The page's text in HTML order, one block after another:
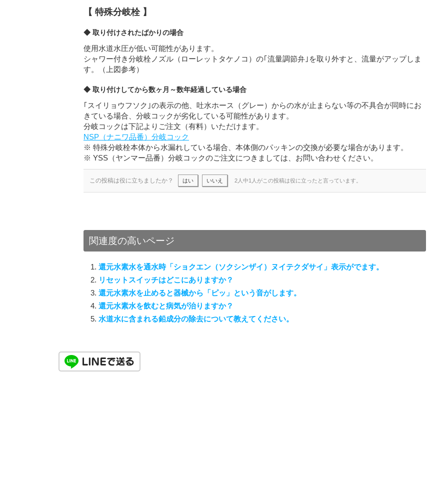
【 特殊分岐栓 】
◆ 取り付けされたばかりの場合
使用水道水圧が低い可能性があります。
シャワー付き分岐栓ノズル（ローレットタケノコ）の｢流量調節弁｣を取り外すと、流量がアップしま
す。（上図参考）
◆ 取り付けしてから数ヶ月～数年経過している場合
｢スイリョウフソク｣の表示の他、吐水ホース（グレー）からの水が止まらない等の不具合が同時にお
きている場合、分岐コックが劣化している可能性があります。
分岐コックは下記よりご注文（有料）いただけます。
NSP（ナニワ品番）分岐コック
※ 特殊分岐栓本体から水漏れしている場合、本体側のパッキンの交換が必要な場合があります。
※ YSS（ヤンマー品番）分岐コックのご注文につきましては、お問い合わせください。
この投稿は役に立ちましたか？ はい いいえ 2人中1人がこの投稿は役に立ったと言っています。
関連度の高いページ
還元水素水を通水時「ショクエン（ソクシンザイ）ヌイテクダサイ」表示がでます。
リセットスイッチはどこにありますか？
還元水素水を止めると器械から「ピッ」という音がします。
還元水素水を飲むと病気が治りますか？
水道水に含まれる鉛成分の除去について教えてください。